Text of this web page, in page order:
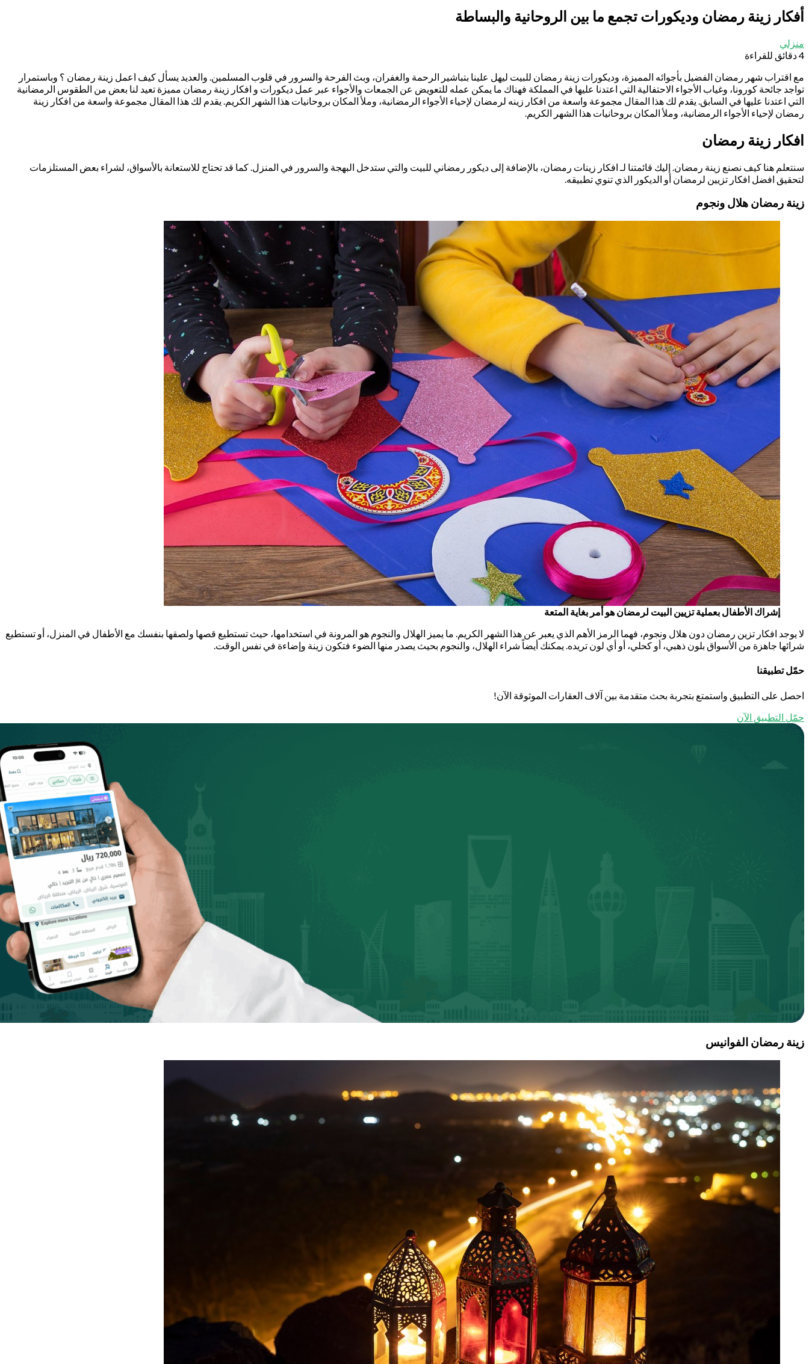
أفكار زينة رمضان وديكورات تجمع ما بين الروحانية والبساطة
منزلي
4 دقائق للقراءة
مع اقتراب شهر رمضان الفضيل بأجوائه المميزة، وديكورات زينة رمضان للبيت ليهل علينا بتباشير الرحمة والغفران، وبث الفرحة والسرور في قلوب المسلمين. والعديد يسأل كيف اعمل زينة رمضان ؟ وباستمرار
تواجد جائحة كورونا، وغياب الأجواء الاحتفالية التي اعتدنا عليها في المملكة فهناك ما يمكن عمله للتعويض عن الجمعات والأجواء عبر عمل ديكورات و افكار زينة رمضان مميزة تعيد لنا بعض من الطقوس الرمضانية
التي اعتدنا عليها في السابق. يقدم لك هذا المقال مجموعة واسعة من افكار زينه لرمضان لإحياء الأجواء الرمضانية، وملأ المكان بروحانيات هذا الشهر الكريم. يقدم لك هذا المقال مجموعة واسعة من افكار زينة
رمضان لإحياء الأجواء الرمضانية، وملأ المكان بروحانيات هذا الشهر الكريم.
افكار زينة رمضان
سنتعلم هنا كيف نصنع زينة رمضان. إليك قائمتنا لـ افكار زينات رمضان، بالإضافة إلى ديكور رمضاني للبيت والتي ستدخل البهجة والسرور في المنزل. كما قد تحتاج للاستعانة بالأسواق، لشراء بعض المستلزمات
لتحقيق افضل افكار تزيين لرمضان أو الديكور الذي تنوي تطبيقه.
زينة رمضان هلال ونجوم
إشراك الأطفال بعملية تزيين البيت لرمضان هو أمر بغاية المتعة
لا يوجد افكار تزين رمضان دون هلال ونجوم، فهما الرمز الأهم الذي يعبر عن هذا الشهر الكريم. ما يميز الهلال والنجوم هو المرونة في استخدامها، حيث تستطيع قصها ولصقها بنفسك مع الأطفال في المنزل، أو تستطيع
شرائها جاهزة من الأسواق بلون ذهبي، أو كحلي، أو أي لون تريده. يمكنك أيضاً شراء الهلال، والنجوم بحيث يصدر منها الضوء فتكون زينة وإضاءة في نفس الوقت.
حمّل تطبيقنا
احصل على التطبيق واستمتع بتجربة بحث متقدمة بين آلاف العقارات الموثوقة الآن!
حمّل التطبيق الآن
زينة رمضان الفوانيس